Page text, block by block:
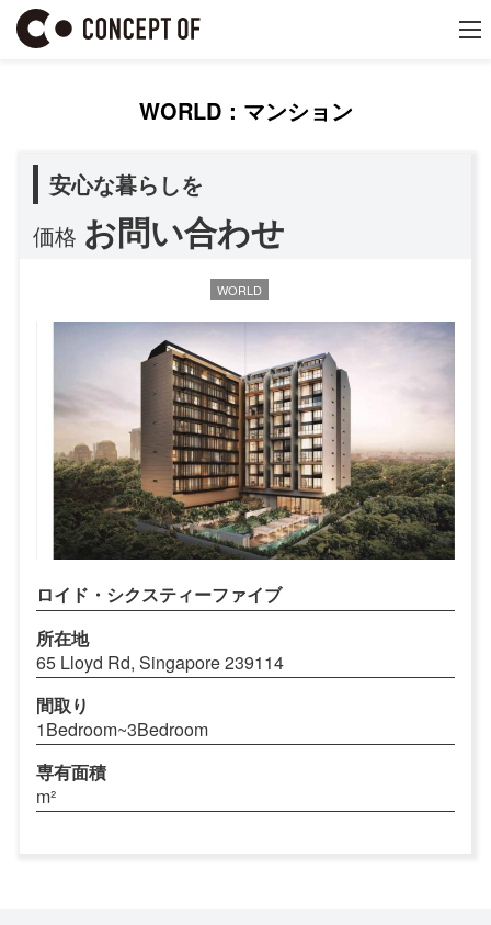
WORLD：マンション
安心な暮らしを
価格 お問い合わせ
WORLD
ロイド・シクスティーファイブ
所在地
65 Lloyd Rd, Singapore 239114
間取り
1Bedroom~3Bedroom
専有面積
m²